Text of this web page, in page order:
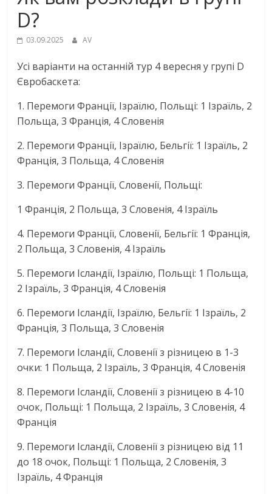
D?
03.09.2025 AV
Усі варіанти на останній тур 4 вересня у групі D
Євробаскета:
1. Перемоги Франції, Ізраїлю, Польщі: 1 Ізраїль, 2
Польща, 3 Франція, 4 Словенія
2. Перемоги Франції, Ізраїлю, Бельгії: 1 Ізраїль, 2
Франція, 3 Польща, 4 Словенія
3. Перемоги Франції, Словенії, Польщі:
1 Франція, 2 Польща, 3 Словенія, 4 Ізраїль
4. Перемоги Франції, Словенії, Бельгії: 1 Франція,
2 Польща, 3 Словенія, 4 Ізраїль
5. Перемоги Ісландії, Ізраїлю, Польщі: 1 Польща,
2 Ізраїль, 3 Франція, 4 Словенія
6. Перемоги Ісландії, Ізраїлю, Бельгії: 1 Ізраїль, 2
Франція, 3 Польща, 3 Словенія
7. Перемоги Ісландії, Словенії з різницею в 1-3
очки: 1 Польща, 2 Ізраїль, 3 Франція, 4 Словенія
8. Перемоги Ісландії, Словенії з різницею в 4-10
очок, Польщі: 1 Польща, 2 Ізраїль, 3 Словенія, 4
Франція
9. Перемоги Ісландії, Словенії з різницею від 11
до 18 очок, Польщі: 1 Польща, 2 Словенія, 3
Ізраїль, 4 Франція